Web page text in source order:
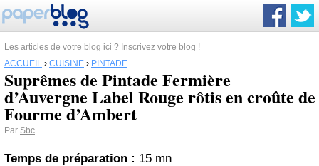
Les articles de votre blog ici ? Inscrivez votre blog !
ACCUEIL › CUISINE › PINTADE
Suprêmes de Pintade Fermière
d’Auvergne Label Rouge rôtis en croûte de
Fourme d’Ambert
Par Sbc
Temps de préparation : 15 mn